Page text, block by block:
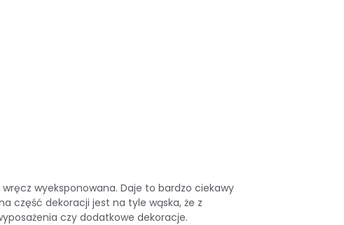
wyeksponowana. Daje to bardzo ciekawy
część dekoracji jest na tyle wąska, że z
czy dodatkowe dekoracje.